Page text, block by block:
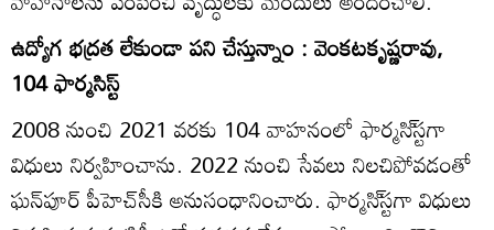
ఉద్యోగ భద్రత లేకుండా పని చేస్తున్నాం : వెంకటకృష్ణరావు,
104 ఫార్మసిస్ట్‌
2008 నుంచి 2021 వరకు 104 వాహనంలో ఫార్మసి్‌స్టగా
విధులు నిర్వహించాను. 2022 నుంచి సేవలు నిలచిపోవడంతో
ఘన్‌పూర్‌ పీహెచ్‌సీకి అనుసంధానించారు. ఫార్మసి్‌స్టగా విధులు